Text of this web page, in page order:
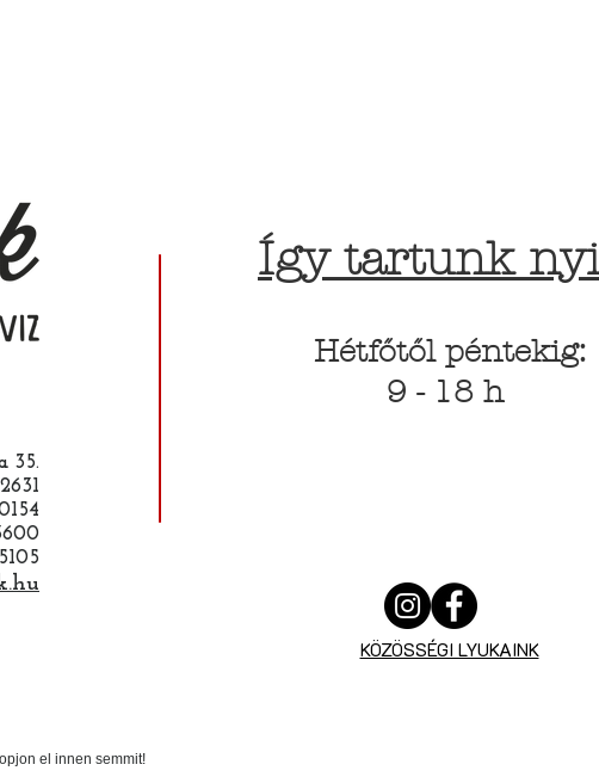
35.
Így tartunk
Hétfőtől péntekig:
9 - 18 h
KÖZÖSSÉGI LYUKAINK
el innen semmit!